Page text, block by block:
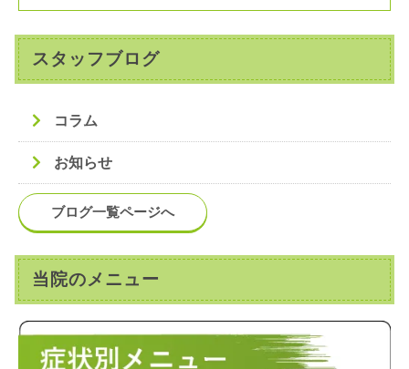
スタッフブログ
コラム
お知らせ
ブログ一覧ページへ
当院のメニュー